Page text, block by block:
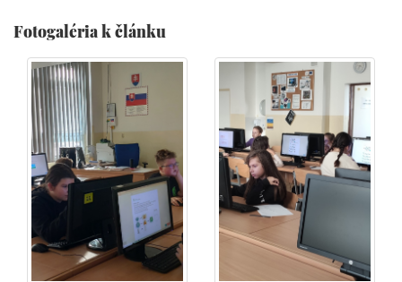
Fotogaléria k článku